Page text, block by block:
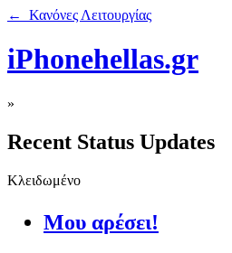
← Κανόνες Λειτουργίας
iPhonehellas.gr
»
Recent Status Updates
Κλειδωμένο
Μου αρέσει!